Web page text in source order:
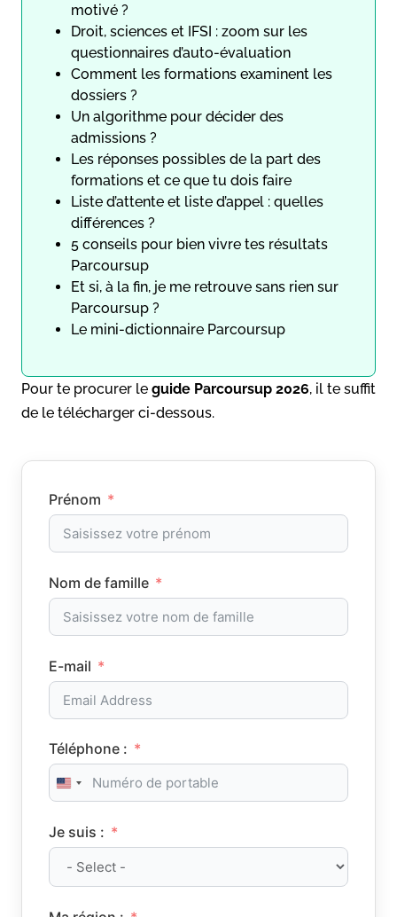
motivé ?
Droit, sciences et IFSI : zoom sur les
questionnaires d’auto-évaluation
Comment les formations examinent les
dossiers ?
Un algorithme pour décider des
admissions ?
Les réponses possibles de la part des
formations et ce que tu dois faire
Liste d’attente et liste d’appel : quelles
différences ?
5 conseils pour bien vivre tes résultats
Parcoursup
Et si, à la fin, je me retrouve sans rien sur
Parcoursup ?
Le mini-dictionnaire Parcoursup
Pour te procurer le guide Parcoursup 2026, il te suffit
de le télécharger ci-dessous.
Prénom
Nom de famille
E-mail
Téléphone :
United States +1
Je suis :